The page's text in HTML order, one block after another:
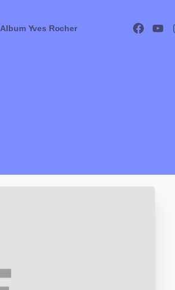
Album Yves Rocher